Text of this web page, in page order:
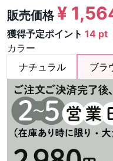
販売価格¥
獲得予定ポイント 14 pt
カラー
ナチュラル
ブラ